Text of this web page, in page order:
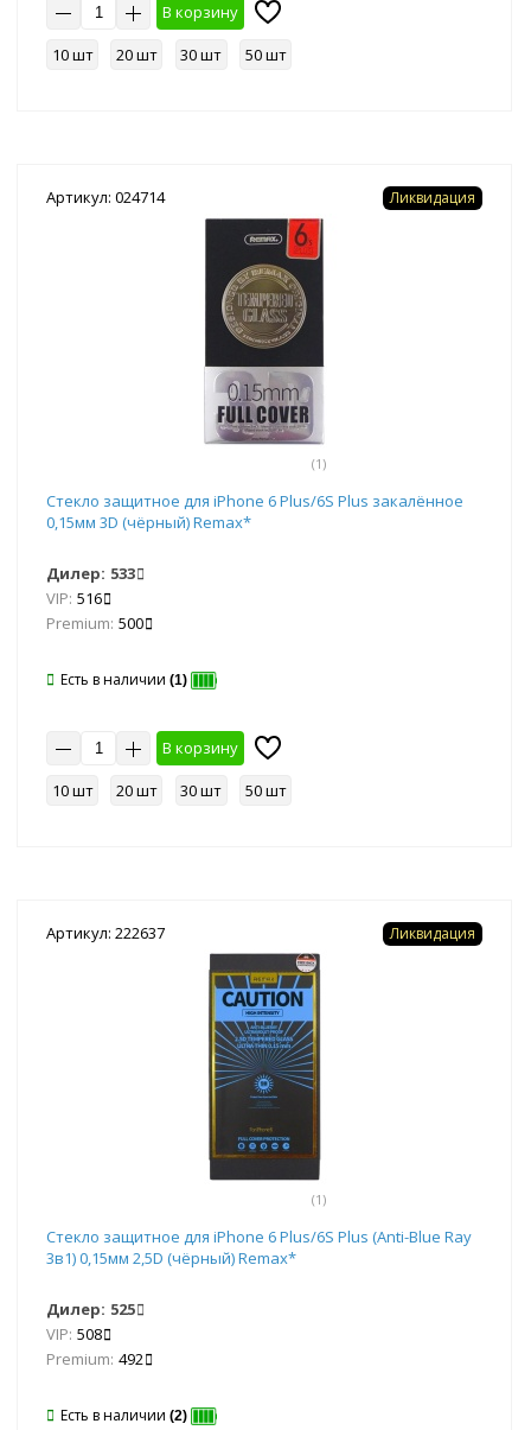
В корзину
10 шт
20 шт 30 шт 50 шт
Артикул: 024714
(1)
Ликвидация
Стекло защитное для iPhone 6 Plus/6S Plus закалённое
0,15мм 3D (чёрный) Remax*
Дилер: 533
VIP: 516
Premium: 500
Есть в наличии (1)
В корзину
10 шт
20 шт 30 шт 50 шт
Артикул: 222637
(1)
Ликвидация
Стекло защитное для iPhone 6 Plus/6S Plus (Anti-Blue Ray
3в1) 0,15мм 2,5D (чёрный) Remax*
Дилер: 525
VIP: 508
Premium: 492
Есть в наличии (2)